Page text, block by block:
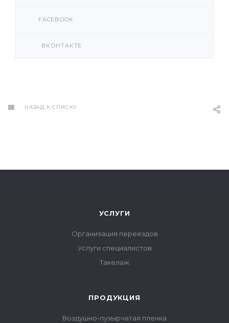
FACEBOOK
ВКОНТАКТЕ
НАЗАД К СПИСКУ
УСЛУГИ
Организация переездов
Услуги специалистов
Такелаж
ПРОДУКЦИЯ
Воздушно-пузырчатая пленка